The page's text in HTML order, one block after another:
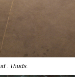
: Thuds.